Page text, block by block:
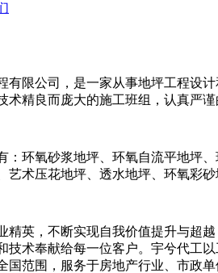
有限公司，是一家从事地坪工程设
术精良而庞大的施工班组，认真严
：环氧砂浆地坪、环氧自流平地坪
艺术压花地坪、透水地坪、环氧彩
精英，不断实现自我价值提升与超
技术奉献给每一位客户。宇兮代工
国范围，服务于房地产行业、市政